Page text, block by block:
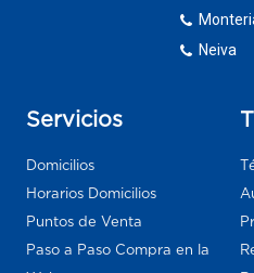
Neiva
Servicios
Domicilios
Horarios Domicilios
Puntos de Venta
Paso a Paso Compra en la